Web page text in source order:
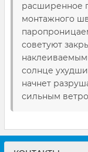
расширенное
монтажного
советуют
солнце
начнет
сильным